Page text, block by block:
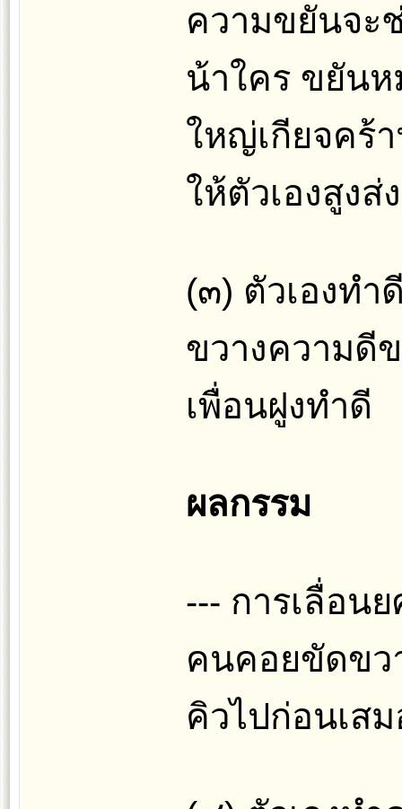
ความขยันจะ
น้าใคร ขยันห
ใหญ่เกียจคร้
ให้ตัวเองสูงส่ง
(๓) ตัวเองท
ขวางความดี
เพื่อนฝูงทำดี
ผลกรรม
--- การเลื่อน
คนคอยขัดขว
คิวไปก่อนเส